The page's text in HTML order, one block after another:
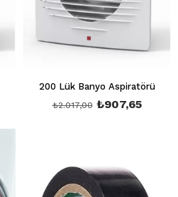
200 Lük Banyo Aspiratörü
₺907,65
₺2.017,00